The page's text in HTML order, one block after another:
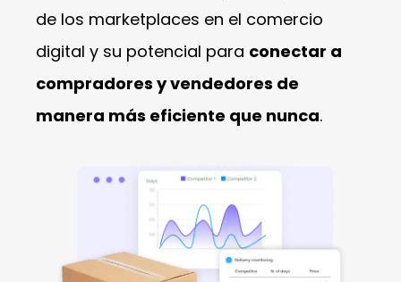
de los marketplaces en el comercio
digital y su potencial para conectar a
compradores y vendedores de
manera más eficiente que nunca.